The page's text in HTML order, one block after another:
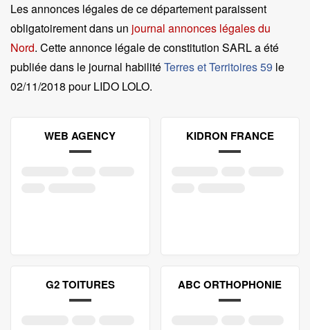
Les annonces légales de ce département paraissent
obligatoirement dans un journal annonces légales du
Nord. Cette annonce légale de constitution SARL a été
publiée dans le journal habilitéTerres et Territoires 59 le
02/11/2018 pour LIDO LOLO.
WEB AGENCY KIDRON FRANCE
G2 TOITURES ABC ORTHOPHONIE